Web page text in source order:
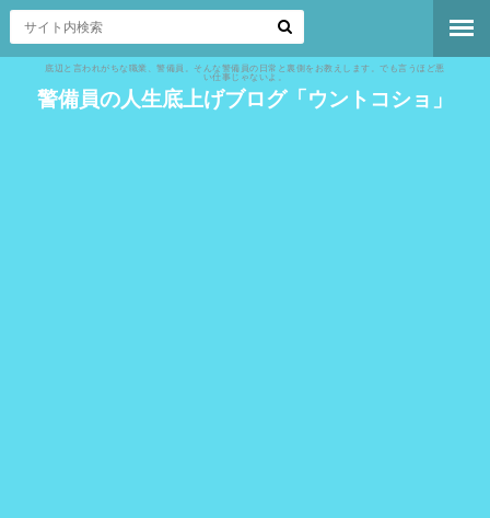
底辺と言われがちな職業、警備員。そんな警備員の日常と裏側をお教えします。でも言うほど悪
い仕事じゃないよ。
警備員の人生底上げブログ「ウントコショ」